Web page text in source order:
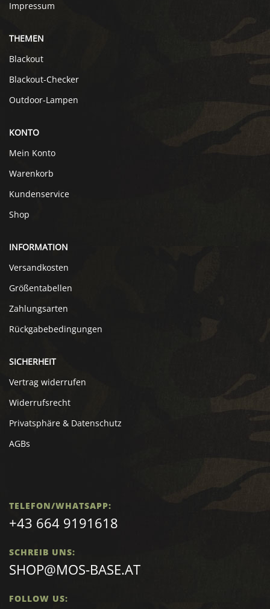
Impressum
THEMEN
Blackout
Blackout-Checker
Outdoor-Lampen
KONTO
Mein Konto
Warenkorb
Kundenservice
Shop
INFORMATION
Versandkosten
Größentabellen
Zahlungsarten
Rückgabebedingungen
SICHERHEIT
Vertrag widerrufen
Widerrufsrecht
Privatsphäre & Datenschutz
AGBs
TELEFON/WHATSAPP:
+43 664 9191618
SCHREIB UNS:
SHOP@MOS-BASE.AT
FOLLOW US: